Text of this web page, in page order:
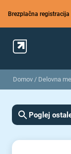
Brezplačna registracija
Domov / Delovna
Poglej